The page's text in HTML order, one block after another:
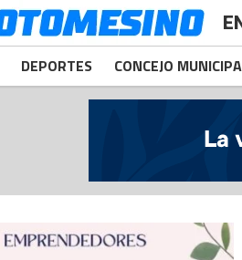
DEPORTES CONCEJO